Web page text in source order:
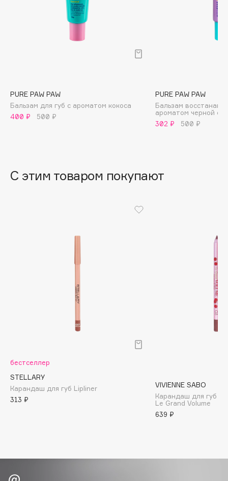
Beauty Bomb
Bebble
Boadicea The Victorious
Brunello Cucinelli
Bvlgari
by TERRY
BY WISHTREND
Cadence
PURE PAW PAW
Бальзам для губ с ароматом кокоса
400 ₽
500 ₽
PURE PAW PAW
Бальзам
ароматом черной
302 ₽
500 ₽
С этим товаром покупают
бестселлер
STELLARY
Карандаш для губ Lipliner
313 ₽
VIVIENNE SABO
Карандаш для губ
Le Grand Volume
639 ₽